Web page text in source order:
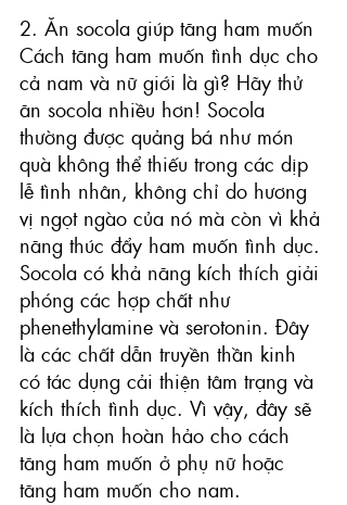
2. Ăn socola giúp tăng ham muốn
Cách tăng ham muốn tình dục cho
cả nam và nữ giới là gì? Hãy thử
ăn socola nhiều hơn! Socola
thường được quảng bá như món
quà không thể thiếu trong các dịp
lễ tình nhân, không chỉ do hương
vị ngọt ngào của nó mà còn vì khả
năng thúc đẩy ham muốn tình dục.
Socola có khả năng kích thích giải
phóng các hợp chất như
phenethylamine và serotonin. Đây
là các chất dẫn truyền thần kinh
có tác dụng cải thiện tâm trạng và
kích thích tình dục. Vì vậy, đây sẽ
là lựa chọn hoàn hảo cho cách
tăng ham muốn ở phụ nữ hoặc
tăng ham muốn cho nam.